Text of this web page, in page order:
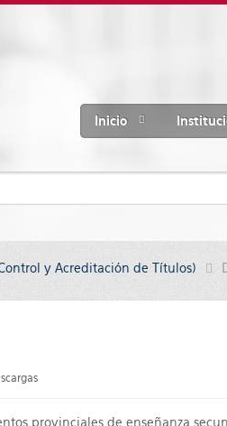
Inicio
y Acreditación de Títulos)
provinciales de enseñanza